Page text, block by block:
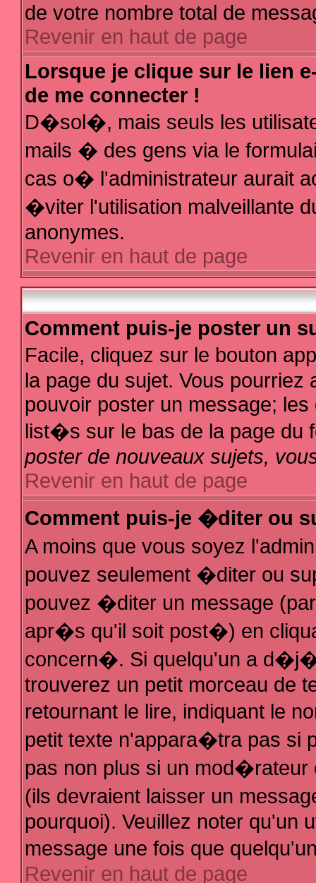
de votre nombre total de
Revenir en haut de page
Lorsque je clique sur le lien
de me connecter !
D�sol�, mais seuls les
mails � des gens via le
cas o� l'administrateur aurait
�viter l'utilisation malveillante
anonymes.
Revenir en haut de page
Comment puis-je poster un
Facile, cliquez sur le bouton
la page du sujet. Vous
pouvoir poster un message;
list�s sur le bas de la page du
poster de nouveaux sujets,
Revenir en haut de page
Comment puis-je �diter ou
A moins que vous soyez
pouvez seulement �diter ou
pouvez �diter un message
apr�s qu'il soit post�) en
concern�. Si quelqu'un a
trouverez un petit morceau de
retournant le lire, indiquant le
petit texte n'appara�tra pas si
pas non plus si un
(ils devraient laisser un
pourquoi). Veuillez noter qu'un
message une fois que
Revenir en haut de page